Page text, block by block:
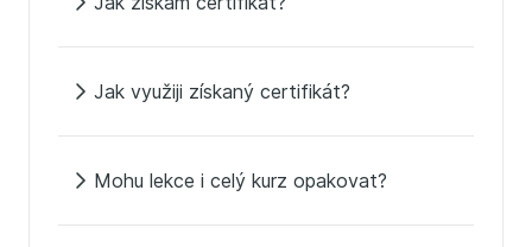
Jak využiji získaný certifikát?
Mohu lekce i celý kurz opakovat?